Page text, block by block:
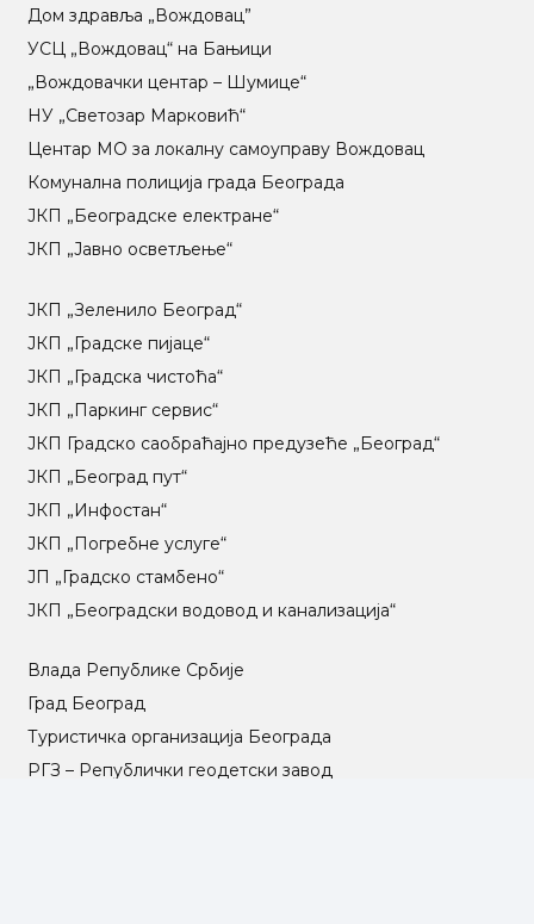
Дом здравља „Вождовац”
УСЦ „Вождовац“ на Бањици
„Вождовачки центар – Шумице“
НУ „Светозар Марковић“
Центар МO за локалну самоуправу Вождовац
Комунална полиција града Београда
ЈКП „Београдске електране“
ЈКП „Јавно осветљење“
ЈКП „Зеленило Београд“
ЈКП „Градске пијаце“
ЈКП „Градска чистоћа“
ЈКП „Паркинг сервис“
ЈКП Градско саобраћајно предузеће „Београд“
ЈКП „Београд пут“
ЈКП „Инфостан“
ЈКП „Погребне услуге“
ЈП „Градско стамбено“
ЈКП „Београдски водовод и канализација“
Влада Републике Србије
Град Београд
Туристичка организација Београда
РГЗ – Републички геодетски завод